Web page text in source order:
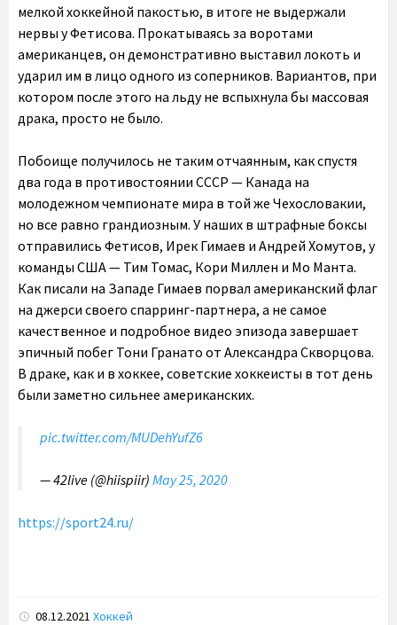
мелкой хоккейной пакостью, в итоге не выдержали
нервы у Фетисова. Прокатываясь за воротами
американцев, он демонстративно выставил локоть и
ударил им в лицо одного из соперников. Вариантов, при
котором после этого на льду не вспыхнула бы массовая
драка, просто не было.
Побоище получилось не таким отчаянным, как спустя
два года в противостоянии СССР — Канада на
молодежном чемпионате мира в той же Чехословакии,
но все равно грандиозным. У наших в штрафные боксы
отправились Фетисов, Ирек Гимаев и Андрей Хомутов, у
команды США — Тим Томас, Кори Миллен и Мо Манта.
Как писали на Западе Гимаев порвал американский флаг
на джерси своего спарринг-партнера, а не самое
качественное и подробное видео эпизода завершает
эпичный побег Тони Гранато от Александра Скворцова.
В драке, как и в хоккее, советские хоккеисты в тот день
были заметно сильнее американских.
pic.twitter.com/MUDehYufZ6
— 42live (@hiispiir) May 25, 2020
https://sport24.ru/
08.12.2021 Хоккей